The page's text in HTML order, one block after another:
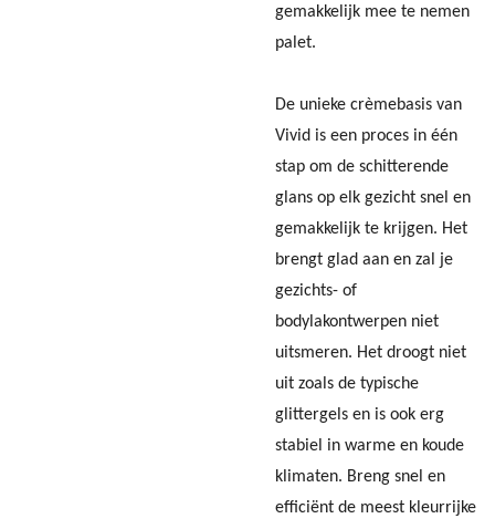
gemakkelijk mee te nemen
palet.
De unieke crèmebasis van
Vivid is een proces in één
stap om de schitterende
glans op elk gezicht snel en
gemakkelijk te krijgen. Het
brengt glad aan en zal je
gezichts- of
bodylakontwerpen niet
uitsmeren. Het droogt niet
uit zoals de typische
glittergels en is ook erg
stabiel in warme en koude
klimaten. Breng snel en
efficiënt de meest kleurrijke